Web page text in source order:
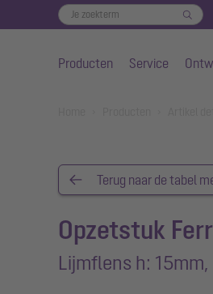
Producten Service
Terug naar de tabel
Opzetstuk
Lijmflens h: